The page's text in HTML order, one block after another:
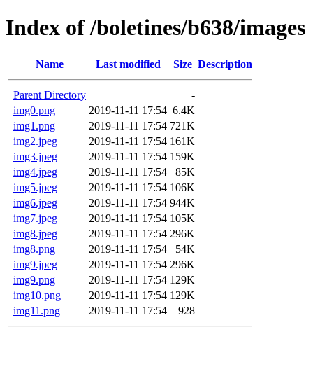
Index of /boletines/b638/images
Name Last modified Size Description
Parent Directory
-
img0.png
2019-11-11 17:54 6.4K
img1.png
2019-11-11 17:54 721K
img2.jpeg
2019-11-11 17:54 161K
img3.jpeg
2019-11-11 17:54 159K
img4.jpeg
2019-11-11 17:54
85K
img5.jpeg
2019-11-11 17:54 106K
img6.jpeg
2019-11-11 17:54 944K
img7.jpeg
2019-11-11 17:54 105K
img8.jpeg
2019-11-11 17:54 296K
img8.png
2019-11-11 17:54
54K
img9.jpeg
2019-11-11 17:54 296K
img9.png
2019-11-11 17:54 129K
img10.png
2019-11-11 17:54 129K
img11.png
2019-11-11 17:54 928